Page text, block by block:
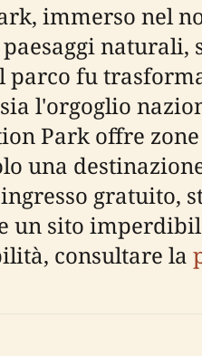
immerso nel
parco fu
l'orgoglio
Park offre
una
un sito
consultare la